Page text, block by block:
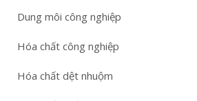
Dung môi công nghiệp
Hóa chất công nghiệp
Hóa chất dệt nhuộm